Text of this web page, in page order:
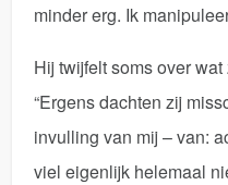
minder erg. Ik
Hij twijfelt soms over
“Ergens dachten zij
invulling van mij – van:
viel eigenlijk helemaal